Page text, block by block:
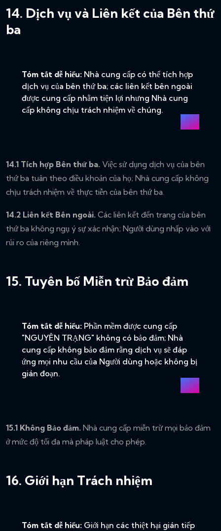
14. Dịch vụ và Liên kết của Bên thứ
ba
Tóm tắt dễ hiểu: Nhà cung cấp có thể tích hợp
dịch vụ của bên thứ ba; các liên kết bên ngoài
được cung cấp nhằm tiện lợi nhưng Nhà cung
cấp không chịu trách nhiệm về chúng.
14.1 Tích hợp Bên thứ ba. Việc sử dụng dịch vụ của bên
thứ ba tuân theo điều khoản của họ; Nhà cung cấp không
chịu trách nhiệm về thực tiễn của bên thứ ba.
14.2 Liên kết Bên ngoài. Các liên kết đến trang của bên
thứ ba không ngụ ý sự xác nhận; Người dùng nhấp vào với
rủi ro của riêng mình.
15. Tuyên bố Miễn trừ Bảo đảm
Tóm tắt dễ hiểu: Phần mềm được cung cấp
"NGUYÊN TRẠNG" không có bảo đảm; Nhà
cung cấp không bảo đảm rằng dịch vụ sẽ đáp
ứng mọi nhu cầu của Người dùng hoặc không bị
gián đoạn.
15.1 Không Bảo đảm. Nhà cung cấp miễn trừ mọi bảo đảm
ở mức độ tối đa mà pháp luật cho phép.
16. Giới hạn Trách nhiệm
Tóm tắt dễ hiểu: Giới hạn các thiệt hại gián tiếp